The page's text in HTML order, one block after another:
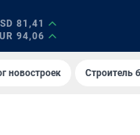
81,41
94,06
новостроек Строитель